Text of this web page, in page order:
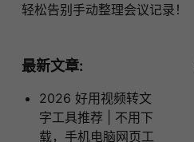
轻松告别手动整理会议记录！
最新文章:
2026 好用视频转文
字工具推荐 | 不用下
载，手机电脑网页工